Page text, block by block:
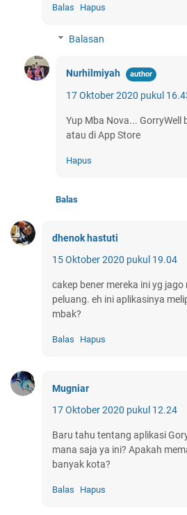
Balas Hapus
Balasan
Nurhilmiyah
17 Oktober 2020 pukul
Yup Mba Nova... GorryWell
atau di App Store
Hapus
Balas
dhenok hastuti
15 Oktober 2020 pukul 19.04
cakep bener mereka ini yg
peluang. eh ini aplikasinya
mbak?
Balas Hapus
Mugniar
17 Oktober 2020 pukul 12.24
Baru tahu tentang aplikasi
mana saja ya ini? Apakah
banyak kota?
Balas Hapus